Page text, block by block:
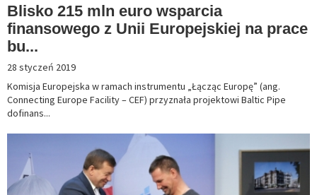
Blisko 215 mln euro wsparcia
finansowego z Unii Europejskiej na prace
bu...
28 styczeń 2019
Komisja Europejska w ramach instrumentu „Łącząc Europę” (ang.
Connecting Europe Facility – CEF) przyznała projektowi Baltic Pipe
dofinans...